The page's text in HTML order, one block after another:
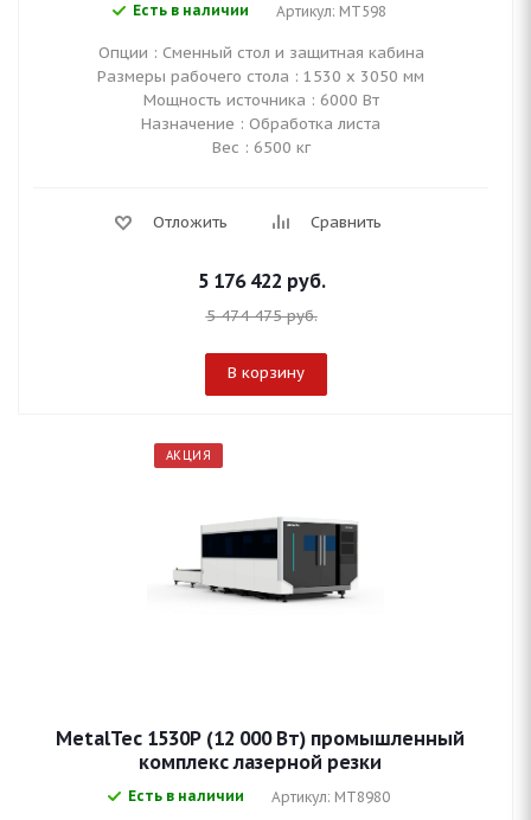
Есть в наличии Артикул: MT598
Опции : Сменный стол и защитная кабина
Размеры рабочего стола : 1530 х 3050 мм
Мощность источника : 6000 Вт
Назначение : Обработка листа
Вес : 6500 кг
Отложить Сравнить
5 176 422 руб.
5 474 475руб.
В корзину
АКЦИЯ
MetalTec 1530P (12 000 Вт) промышленный
комплекс лазерной резки
Есть в наличии Артикул: MT8980